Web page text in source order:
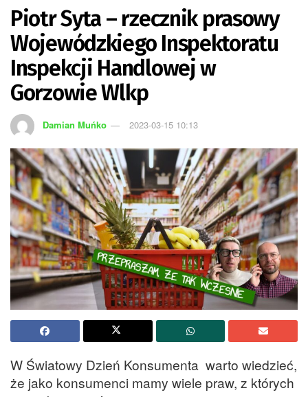
Piotr Syta – rzecznik prasowy
Wojewódzkiego Inspektoratu
Inspekcji Handlowej w
Gorzowie Wlkp
Damian Muńko 2023-03-15 10:13
W Światowy Dzień Konsumenta warto wiedzieć,
że jako konsumenci mamy wiele praw, z których